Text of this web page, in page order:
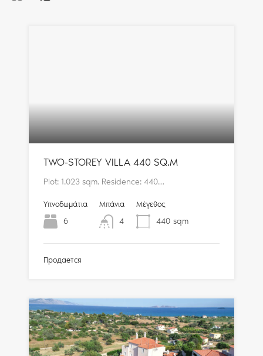
TWO-STOREY VILLA 440 SQ.M
Plot: 1.023 sqm. Residence: 440…
Υπνοδωμάτια
6
Μπάνια
4
Μέγεθος
440 sqm
Продается